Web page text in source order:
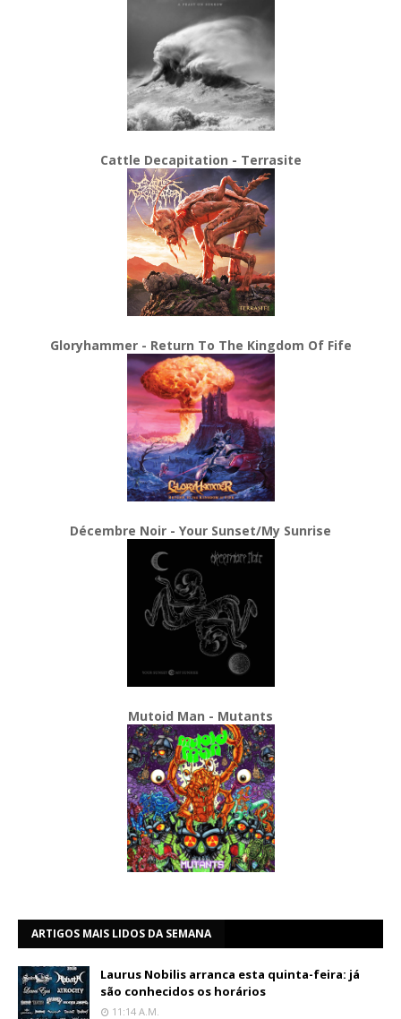
Cattle Decapitation - Terrasite
Gloryhammer - Return To The Kingdom Of Fife
Décembre Noir - Your Sunset/My Sunrise
Mutoid Man - Mutants
ARTIGOS MAIS LIDOS DA SEMANA
Laurus Nobilis arranca esta quinta-feira: já
são conhecidos os horários
11:14 A.m.